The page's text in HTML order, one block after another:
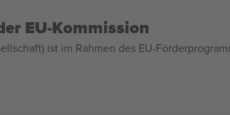
EU-Kommission
ist im Rahmen des EU-